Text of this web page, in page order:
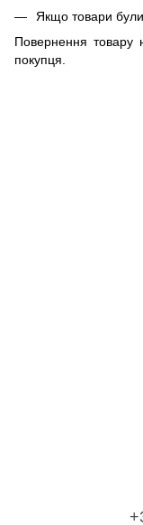
Якщо товари були
Повернення товару
покупця.